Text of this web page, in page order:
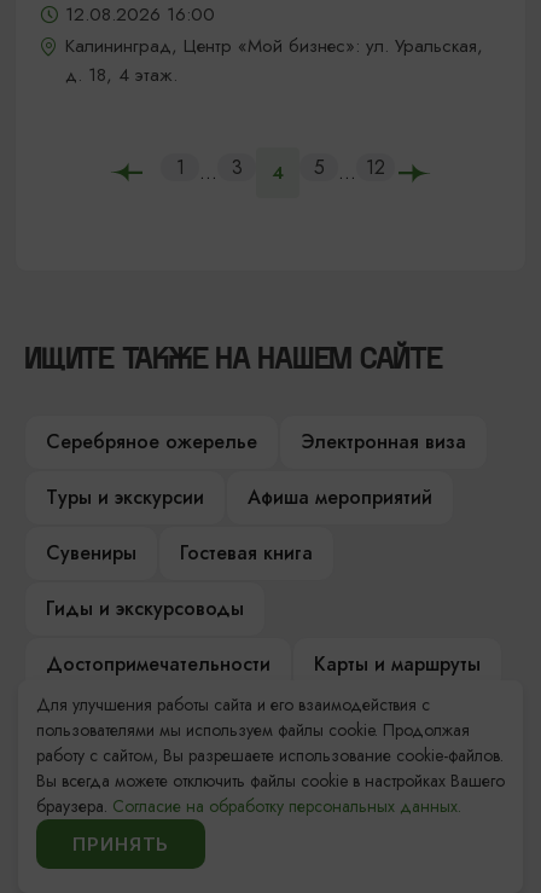
12.08.2026 16:00
Калининград, Центр «Мой бизнес»: ул. Уральская,
д. 18, 4 этаж.
1 ... 3 4 5 ... 12
ИЩИТЕ ТАКЖЕ НА НАШЕМ САЙТЕ
Серебряное ожерелье
Электронная виза
Туры и экскурсии
Афиша мероприятий
Сувениры
Гостевая книга
Гиды и экскурсоводы
Достопримечательности
Карты и маршруты
Рестораны
Гостиницы
Как доехать
Компас Балтийской кухни
Настоящий Калининградец
Для улучшения работы сайта и его взаимодействия с
пользователями мы используем файлы cookie. Продолжая
работу с сайтом, Вы разрешаете использование cookie-файлов.
Вы всегда можете отключить файлы cookie в настройках Вашего
браузера. Согласие на обработку персональных данных.
ПРИНЯТЬ